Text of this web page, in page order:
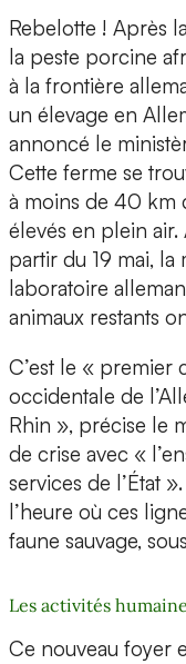
Rebelotte ! Après
la peste porcine
à la frontière
un élevage en
annoncé le
Cette ferme se
à moins de 40 km
élevés en plein
partir du 19 mai,
laboratoire
animaux restants
C’est le « premier
occidentale de
Rhin », précise le
de crise avec «
services de l’État
l’heure où ces
faune sauvage,
Les activités
Ce nouveau foyer